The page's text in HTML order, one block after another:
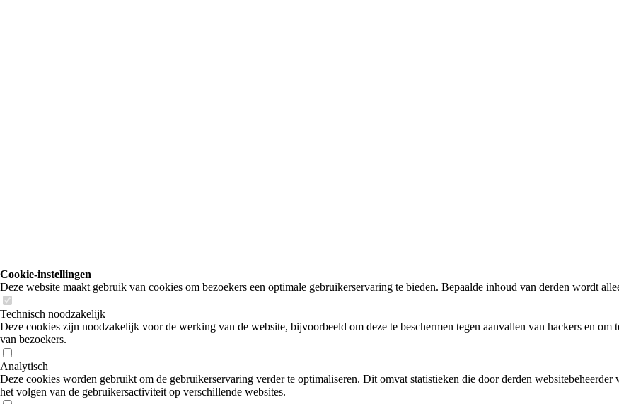
Cookie-instellingen
Deze website maakt gebruik van cookies om bezoekers een optimale gebruikerservaring te bieden. Bepaalde inhoud van derden wordt
Technisch noodzakelijk
Deze cookies zijn noodzakelijk voor de werking van de website, bijvoorbeeld om deze te beschermen tegen aanvallen van hackers en
van bezoekers.
Analytisch
Deze cookies worden gebruikt om de gebruikerservaring verder te optimaliseren. Dit omvat statistieken die door derden
het volgen van de gebruikersactiviteit op verschillende websites.